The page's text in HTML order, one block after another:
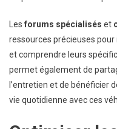
Les forums spécialisés et
ressources précieuses
et comprendre leurs
permet également de
l’entretien et de bénéficier
vie quotidienne avec ces